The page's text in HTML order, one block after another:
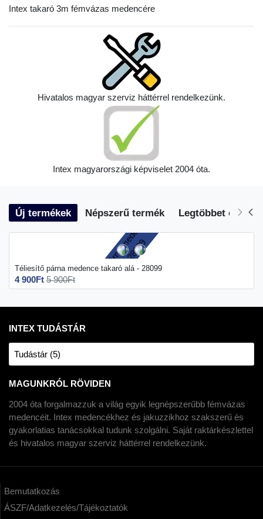
Intex takaró 3m fémvázas medencére
Hivatalos magyar szerviz háttérrel rendelkezünk.
Intex magyarországi képviselet 2004 óta.
Új termékek Népszerű termék Legtöbbet eladott
Téliesítő párna medence takaró alá - 28099
4 900Ft 5 900Ft
INTEX TUDÁSTÁR
Tudástár (5)
MAGUNKRÓL RÖVIDEN
2004 óta forgalmazzuk a világ egyik legnépszerűbb fémvázas
medencéit. Intex medencékhez és jakuzzikhoz szakszerű és
gyakorlatias tanácsokkal tudunk szolgálni. Saját raktárkészlettel
és hivatalos magyar szerviz háttérrel rendelkezünk.
Bemutatkozás
ÁSZF/Adatkezelés/Tájékoztatók